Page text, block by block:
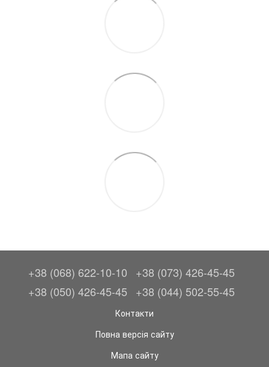
+38 (068) 622-10-10
+38 (073) 426-45-45
+38 (050) 426-45-45
+38 (044) 502-55-45
Контакти
Повна версія сайту
Мапа сайту